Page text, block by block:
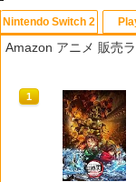
1
1
1
Nintendo Switch 2
1
1
1
Amazon アニメ 販売
1